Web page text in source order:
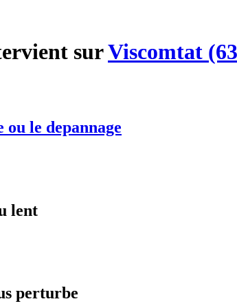
surViscomtat
ou le depannage
lent
perturbe